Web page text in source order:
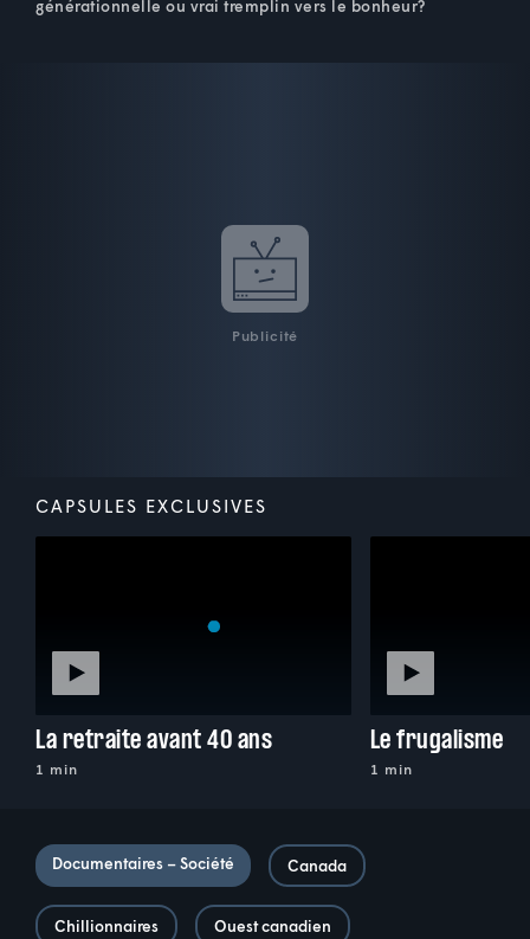
générationnelle ou vrai tremplin vers le bonheur?
Publicité
CAPSULES EXCLUSIVES
La retraite avant 40 ans
1 min
Le frugalisme
1 min
Documentaires – Société Canada
Chillionnaires Ouest canadien